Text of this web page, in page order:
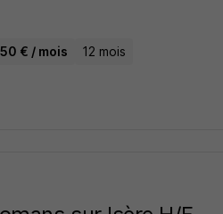
€ / mois 12 mois